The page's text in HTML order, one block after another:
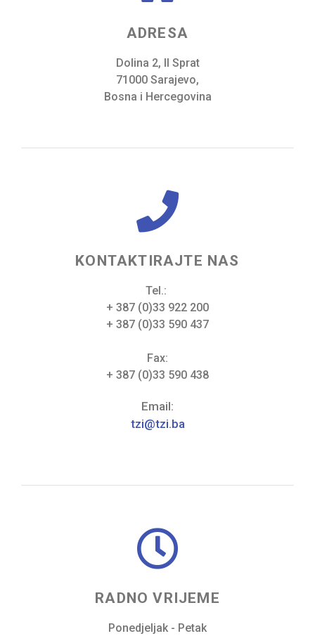
ADRESA
Dolina 2, II Sprat
71000 Sarajevo,
Bosna i Hercegovina
KONTAKTIRAJTE NAS
Tel.:
+ 387 (0)33 922 200
+ 387 (0)33 590 437
Fax:
+ 387 (0)33 590 438
Email:
tzi@tzi.ba
RADNO VRIJEME
Ponedjeljak - Petak